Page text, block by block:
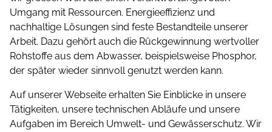
Umgang mit Ressourcen. Energieeffizienz und
nachhaltige Lösungen sind feste Bestandteile unserer
Arbeit. Dazu gehört auch die Rückgewinnung wertvoller
Rohstoffe aus dem Abwasser, beispielsweise Phosphor,
der später wieder sinnvoll genutzt werden kann.
Auf unserer Webseite erhalten Sie Einblicke in unsere
Tätigkeiten, unsere technischen Abläufe und unsere
Aufgaben im Bereich Umwelt- und Gewässerschutz. Wir